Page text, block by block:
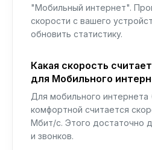
"Мобильный интернет".
скорости с вашего
обновить статистику.
Какая скорость
для Мобильного
Для мобильного интернета
комфортной считается
Мбит/с. Этого достаточно
и звонков.